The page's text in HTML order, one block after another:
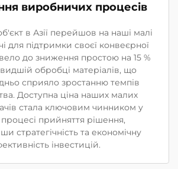
виробничих процесів
в Азії перейшов на наші малі
для підтримки своєї конвеєрної
до зниження простою на 15 %
обробці матеріалів, що
сприяло зростанню темпів
Доступна ціна наших малих
стала ключовим чинником у
процесі прийняття рішення,
стратегічність та економічну
інвестицій.